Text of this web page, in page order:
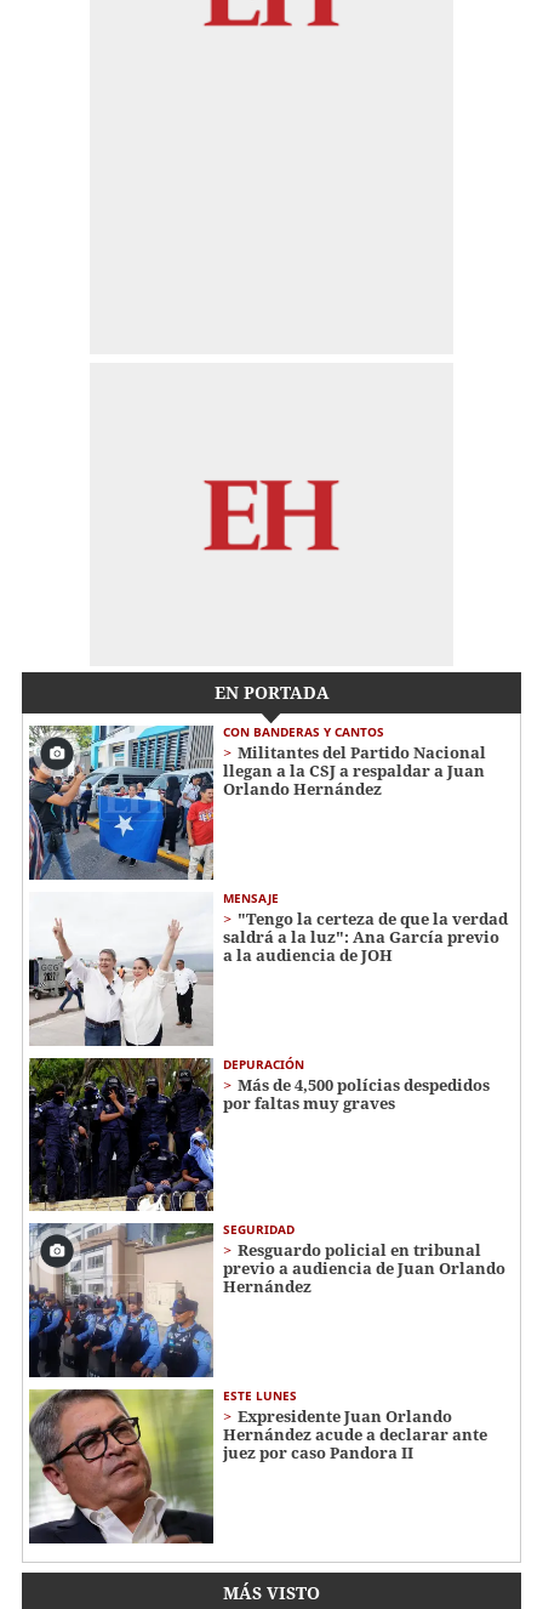
EN PORTADA
CON BANDERAS Y CANTOS
Militantes del Partido Nacional
llegan a la CSJ a respaldar a Juan
Orlando Hernández
MENSAJE
"Tengo la certeza de que la verdad
saldrá a la luz": Ana García previo
a la audiencia de JOH
DEPURACIÓN
Más de 4,500 polícias despedidos
por faltas muy graves
SEGURIDAD
Resguardo policial en tribunal
previo a audiencia de Juan Orlando
Hernández
ESTE LUNES
Expresidente Juan Orlando
Hernández acude a declarar ante
juez por caso Pandora II
MÁS VISTO